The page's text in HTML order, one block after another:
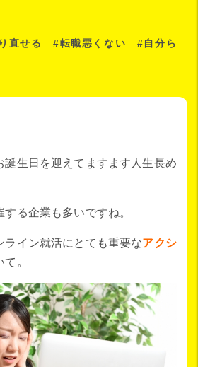
直せる #転職悪くない #自分ら
誕生日を迎えてますます人生長め
る企業も多いですね。
ライン就活にとても重要なアクシ
。